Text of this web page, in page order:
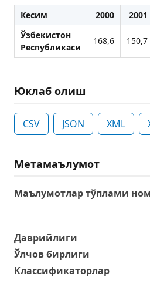
Кесим
2000 2001
Ўзбекистон
Республикаси
168,6 150,7
Юклаб олиш
CSV JSON XML
Метамаълумот
Маълумотлар тўплами
Даврийлиги
Ўлчов бирлиги
Классификаторлар